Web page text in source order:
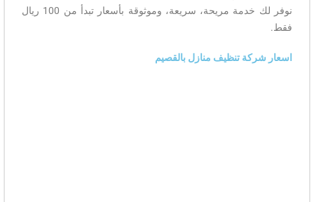
نوفر لك خدمة مريحة، سريعة، وموثوقة بأسعار تبدأ من 100 ريال
فقط.
اسعار شركة تنظيف منازل بالقصيم